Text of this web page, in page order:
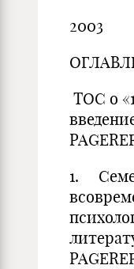
2003
TOC o
1.